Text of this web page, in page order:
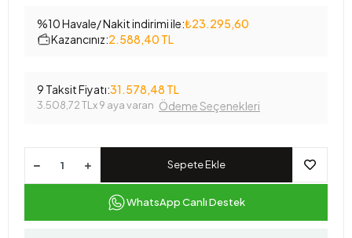
%10 Havale/ Nakit indirimi ile:₺23.295,60
Kazancınız:2.588,40 TL
9 Taksit Fiyatı:31.578,48 TL
3.508,72 TL x 9 aya varan Ödeme Seçenekleri
Sepete Ekle
WhatsApp Canlı Destek